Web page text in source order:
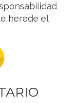
herede el